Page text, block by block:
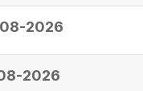
2026
2026